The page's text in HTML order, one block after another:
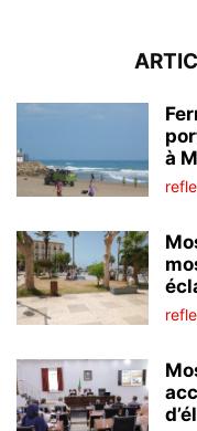
à